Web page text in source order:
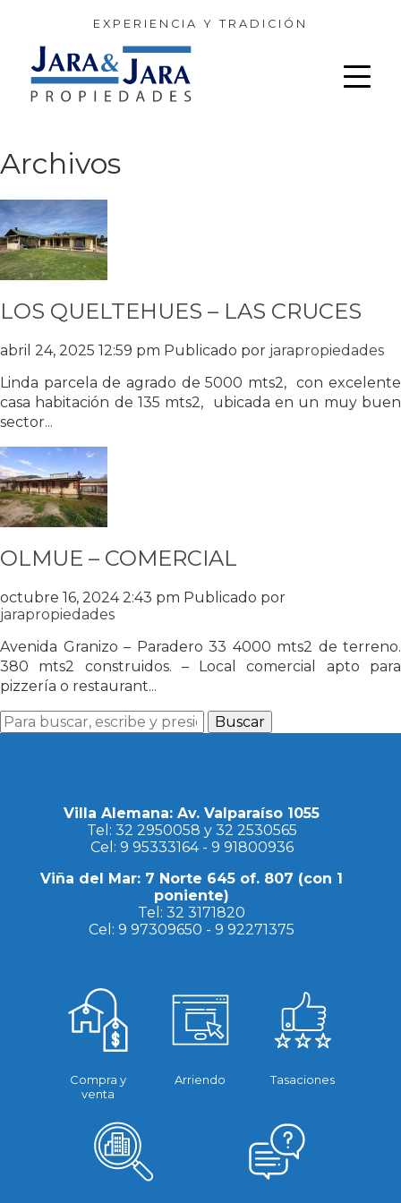
EXPERIENCIA Y TRADICIÓN
Archivos
LOS QUELTEHUES – LAS CRUCES
abril 24, 2025 12:59 pm Publicado por jarapropiedades
Linda parcela de agrado de 5000 mts2, con excelente
casa habitación de 135 mts2, ubicada en un muy buen
sector...
OLMUE – COMERCIAL
octubre 16, 2024 2:43 pm Publicado por
jarapropiedades
Avenida Granizo – Paradero 33 4000 mts2 de terreno.
380 mts2 construidos. – Local comercial apto para
pizzería o restaurant...
Buscar
Villa Alemana: Av. Valparaíso 1055
Tel: 32 2950058 y 32 2530565
Cel: 9 95333164- 9 91800936
Viña del Mar: 7 Norte 645 of. 807 (con 1
poniente)
Tel:32 3171820
Cel:9 97309650 -9 92271375
Compra y
venta
Arriendo Tasaciones